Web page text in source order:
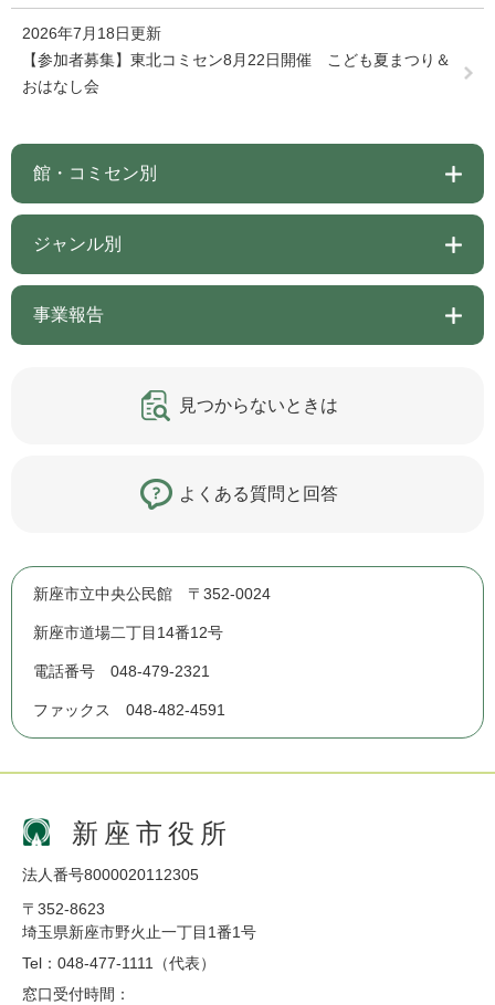
2026年7月18日更新
【参加者募集】東北コミセン8月22日開催 こども夏まつり＆
おはなし会
館・コミセン別
ジャンル別
事業報告
見つからないときは
よくある質問と回答
新座市立中央公民館 〒352-0024
新座市道場二丁目14番12号
電話番号 048-479-2321
ファックス 048-482-4591
新座市役所
法人番号8000020112305
〒352-8623
埼玉県新座市野火止一丁目1番1号
Tel：048-477-1111（代表）
窓口受付時間：